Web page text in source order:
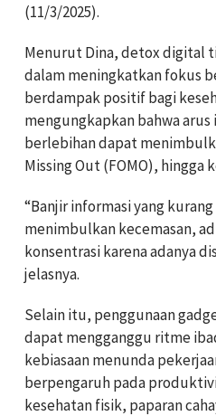
(11/3/2025).
Menurut Dina, detox digital
dalam meningkatkan fokus
berdampak positif bagi
mengungkapkan bahwa arus
berlebihan dapat
Missing Out (FOMO), hingga
“Banjir informasi yang
menimbulkan kecemasan,
konsentrasi karena adanya
jelasnya.
Selain itu, penggunaan
dapat mengganggu ritme
kebiasaan menunda
berpengaruh pada
kesehatan fisik, paparan